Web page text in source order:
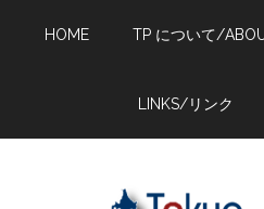
HOME TP について/
LINKS/リンク